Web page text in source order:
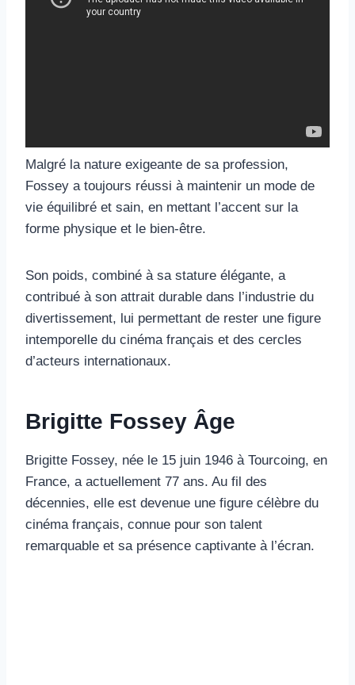
Malgré la nature exigeante de sa profession,
Fossey a toujours réussi à maintenir un mode de
vie équilibré et sain, en mettant l’accent sur la
forme physique et le bien-être.
Son poids, combiné à sa stature élégante, a
contribué à son attrait durable dans l’industrie du
divertissement, lui permettant de rester une figure
intemporelle du cinéma français et des cercles
d’acteurs internationaux.
Brigitte Fossey Âge
Brigitte Fossey, née le 15 juin 1946 à Tourcoing, en
France, a actuellement 77 ans. Au fil des
décennies, elle est devenue une figure célèbre du
cinéma français, connue pour son talent
remarquable et sa présence captivante à l’écran.